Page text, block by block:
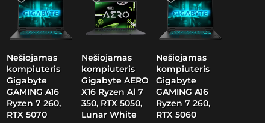
Nešiojamas
kompiuteris
Gigabyte
GAMING A16
Ryzen 7 260,
RTX 5070
Nešiojamas
kompiuteris
Gigabyte AERO
X16 Ryzen Al 7
350, RTX 5050,
Lunar White
Nešiojamas
kompiuteris
Gigabyte
GAMING A16
Ryzen 7 260,
RTX 5060